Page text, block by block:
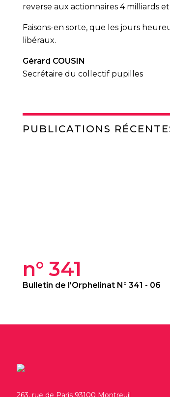
reverse aux actionnaires 4 milliards
Faisons-en sorte, que les jours
libéraux.
Gérard COUSIN
Secrétaire du collectif pupilles
PUBLICATIONS
n° 341
Bulletin de l'Orphelinat N° 341 - 06
263, rue de Paris 93100 Montreuil